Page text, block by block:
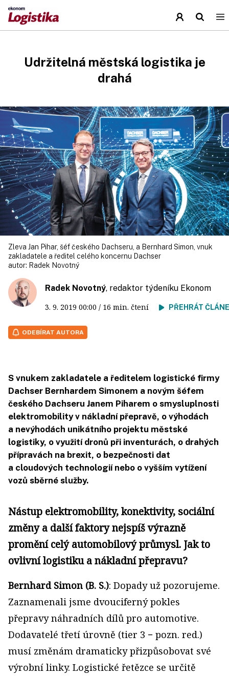
Udržitelná městská logistika je
drahá
Zleva Jan Pihar, šéf českého Dachseru, a Bernhard Simon, vnuk
zakladatele a ředitel celého koncernu Dachser
autor: Radek Novotný
Radek Novotný, redaktor týdeníku Ekonom
3. 9. 2019 00:00 / 16 min. čtení PŘEHRÁT
ODEBÍRAT AUTORA
S vnukem zakladatele a ředitelem logistické firmy
Dachser Bernhardem Simonem a novým šéfem
českého Dachseru Janem Piharem o smysluplnosti
elektromobility v nákladní přepravě, o výhodách
a nevýhodách unikátního projektu městské
logistiky, o využití dronů při inventurách, o drahých
přípravách na brexit, o bezpečnosti dat
a cloudových technologií nebo o vyšším vytížení
vozů sběrné služby.
Nástup elektromobility, konektivity, sociální
změny a další faktory nejspíš výrazně
promění celý automobilový průmysl. Jak to
ovlivní logistiku a nákladní přepravu?
Bernhard Simon (B. S.): Dopady už pozorujeme.
Zaznamenali jsme dvouciferný pokles
přepravy náhradních dílů pro automotive.
Dodavatelé třetí úrovně (tier 3 − pozn. red.)
musí změnám dramaticky přizpůsobovat své
výrobní linky. Logistické řetězce se určitě